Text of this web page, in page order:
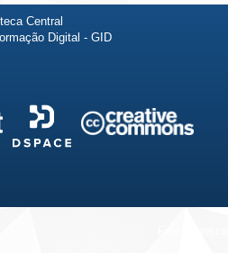
Central
Digital - GID